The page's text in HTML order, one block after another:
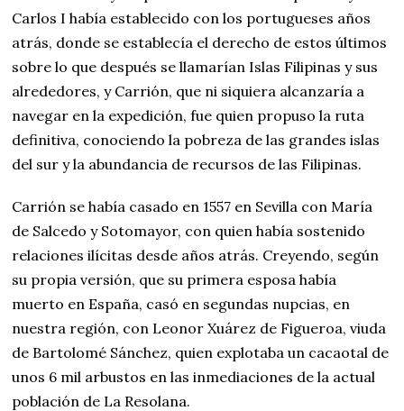
Carlos I había establecido con los portugueses años
atrás, donde se establecía el derecho de estos últimos
sobre lo que después se llamarían Islas Filipinas y sus
alrededores, y Carrión, que ni siquiera alcanzaría a
navegar en la expedición, fue quien propuso la ruta
definitiva, conociendo la pobreza de las grandes islas
del sur y la abundancia de recursos de las Filipinas.
Carrión se había casado en 1557 en Sevilla con María
de Salcedo y Sotomayor, con quien había sostenido
relaciones ilícitas desde años atrás. Creyendo, según
su propia versión, que su primera esposa había
muerto en España, casó en segundas nupcias, en
nuestra región, con Leonor Xuárez de Figueroa, viuda
de Bartolomé Sánchez, quien explotaba un cacaotal de
unos 6 mil arbustos en las inmediaciones de la actual
población de La Resolana.